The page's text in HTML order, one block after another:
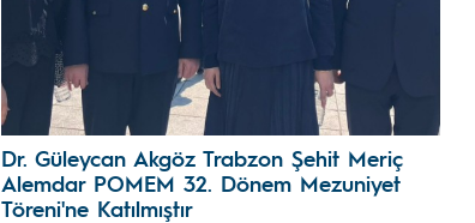
Dr. Güleycan Akgöz Trabzon Şehit Meriç
Alemdar POMEM 32. Dönem Mezuniyet
Töreni'ne Katılmıştır